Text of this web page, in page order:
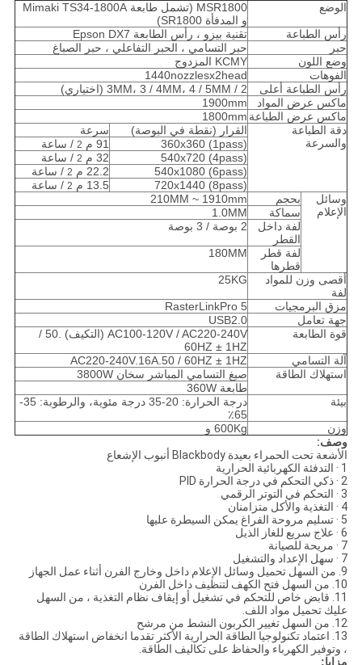
الوضع
MSR1800 (تشمل طابعة Mimaki TS34-1800A
و المدفأة SR1800)
رأس الطباعة
تقنية بيزو ، رأس الطابعة Epson DX7
حبر
حبر التسامي ، الحبر التفاعلي ، حبر الصباغ
وضع اللون
KCMY المزدوج
الفوهات
1440nozzlesx2head
رأس الطباعة أعلى
2 / 3MM، 3 / 4MM، 4 / 5MM (اختياري)
ماكس عرض المواد
1900mm
ماكس عرض الطباعة 1800mm
دقة الطباعة
والسرعة
القرار (نقطة في البوصة)
سرعة
360x360 (1pass)
91 م 2/ ساعة
540x720 (4pass)
32 م 2/ ساعة
540x1080 (6pass)
22.2 م 2/ ساعة
720x1440 (8pass)
13.5 م 2/ ساعة
وسائل
الإعلام
بحجم
210MM ~ 1910mm
سماكة
1.0MM
لفة داخل
القطر
2 بوصة / 3 بوصة
لفة قطر
قطرها
180MM
أقصى وزن للمواد
لفة
25KG
مزق البرمجيات
RasterLinkPro 5
جهة تعامل
USB2.0
قوة الطابعة
AC100-120V / AC220-240V (التكيف) .50 /
60HZ ± 1HZ
آلة التسامي
AC220-240V.16A.50 / 60HZ ± 1HZ
استهلاك الطاقة
صبغ التسامي المباشر سخان 3800W
طابعة 360W
بيئة
درجة الحرارة: 20-35 درجة مئوية، والرطوبة: 35-
65٪
وزن
600Kg و
وصف:
الأشعة تحت الحمراء بعيدة Blackbody أنبوب الإشعاع
1 · التدفئة الكهربائية الحرارية
2 · ذكي التحكم في درجة الحرارة PID
3 · التحكم في التوتر الرقمي
4 · التغذية والأكل متزامنان
5 · تسليم مروحة الفراغ يمكن السيطرة عليها
6 · علاج سريع للغاز الذيل
7 · مريحة للصيانة
7 · سهل الإعداد والتشغيل
9. من السهل تحميل وسائل الإعلام داخل وخارج الفرن أثناء عمل الجهاز
10. من السهل فتح الكهف لتنظيف داخل الفرن
11. قابض خاص للتحكم في تشغيل أو إيقاف نظام التغذية ، من السهل
عليك تحميل مواد اللف.
12. من السهل تغيير الكربون النشط من مرشح
13. اعتماد تكنولوجيا الطاقة الحرارية الأكثر تقدما انخفاض استهلاك الطاقة
، وتوفير الكهرباء والحفاظ على تكاليف الطاقة.
مزايا: